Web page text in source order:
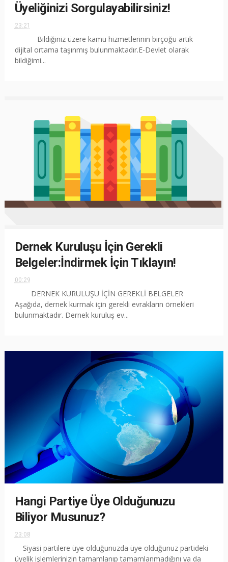
Üyeliğinizi Sorgulayabilirsiniz!
23:21
Bildiğiniz üzere kamu hizmetlerinin birçoğu artık
dijital ortama taşınmış bulunmaktadır.E-Devlet olarak
bildiğimi...
Dernek Kuruluşu İçin Gerekli
Belgeler:İndirmek İçin Tıklayın!
00:29
DERNEK KURULUŞU İÇİN GEREKLİ BELGELER
Aşağıda, dernek kurmak için gerekli evrakların örnekleri
bulunmaktadır. Dernek kuruluş ev...
Hangi Partiye Üye Olduğunuzu
Biliyor Musunuz?
23:08
Siyasi partilere üye olduğunuzda üye olduğunuz partideki
üyelik işlemlerinizin tamamlanıp tamamlanmadığını ya da